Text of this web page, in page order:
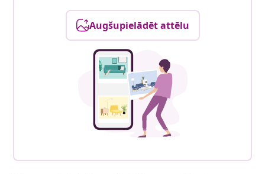
Augšupielādēt attēlu